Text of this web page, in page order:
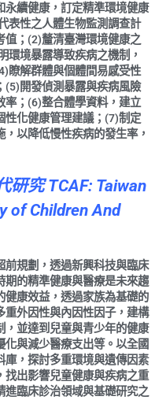
永續健康，訂定精準環境健康
表性之人體生物監測調查計
值；(2)釐清臺灣環境健康之
環境暴露導致疾病之機制，
瞭解群體與個體間易感受性
(5)開發偵測暴露與疾病風險
率；(6)整合體學資料，建立
性化健康管理建議；(7)制定
以降低慢性疾病的發生率，
研究TCAF: Taiwan
of Children And
前規劃，透過新興科技與臨床
期的精準健康與醫療是未來趨
健康效益，透過家族為基礎的
重外因性與內因性因子，建構
，並達到兒童與青少年的健康
與減少醫療支出等。以全國
庫，探討多重環境與遺傳因素
找出影響兒童健康與疾病之重
臨床診治領域與基礎研究之